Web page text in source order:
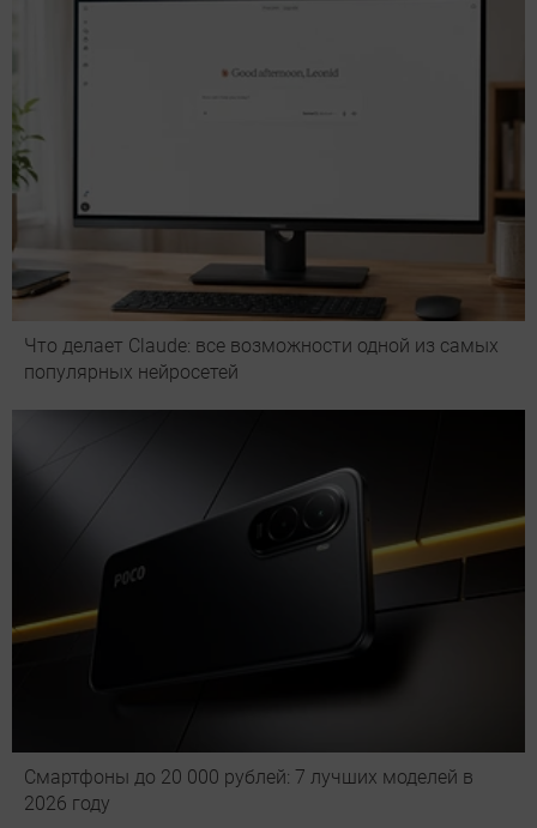
Что делает Сlaude: все возможности одной из самых
популярных нейросетей
Смартфоны до 20 000 рублей: 7 лучших моделей в
2026 году